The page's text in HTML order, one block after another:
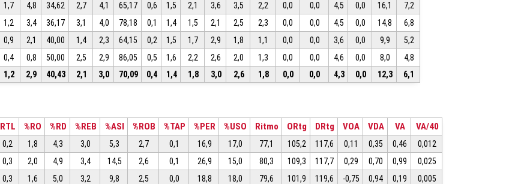
1,7 4,8 34,62 2,7 4,1 65,17 0,6 1,5 2,1 3,6 3,5 2,2 0,0 0,0 4,5 0,0 16,1
7,2
1,2 3,4 36,17 3,1 4,0 78,18 0,1 1,4 1,5 2,1 2,5 2,3 0,0 0,0 4,5 0,0 14,8
6,8
0,9 2,1 40,00 1,4 2,3 64,15 0,2 1,5 1,7 2,9 1,8 1,1 0,0 0,0 3,6 0,0 9,9
5,2
0,4 0,8 50,00 2,5 2,9 86,05 0,5 1,6 2,2 2,6 2,0 1,3 0,0 0,0 4,6 0,0 8,0
4,8
1,2 2,9 40,43 2,1 3,0 70,09 0,4 1,4 1,8 3,0 2,6 1,8 0,0 0,0 4,3 0,0 12,3 6,1
RTL %RO %RD %REB %ASI %ROB %TAP %PER %USO Ritmo ORtg DRtg VOA VDA VA VA/40
0,2 1,8 4,3 3,0 5,3 2,7 0,1 16,9 17,0 77,1 105,2 117,6 0,11 0,35 0,46
0,012
0,3 2,0 4,9 3,4 14,5 2,6 0,1 26,9 15,0 80,3 109,3 117,7 0,29 0,70 0,99
0,025
0,3 1,6 5,0 3,2 9,8 2,5 0,0 18,8 18,0 79,6 101,9 119,6 -0,75 0,94 0,19
0,005